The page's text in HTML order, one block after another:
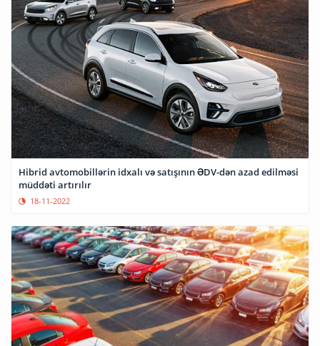
Hibrid avtomobillərin idxalı və satışının ƏDV-dən azad edilməsi
müddəti artırılır
18-11-2022